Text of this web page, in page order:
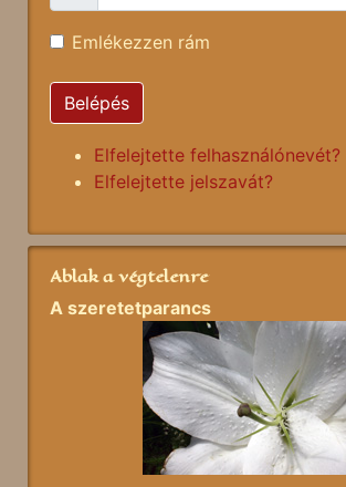
Emlékezzen rám
Belépés
Elfelejtette felhasználónevét?
Elfelejtette jelszavát?
Ablak a végtelenre
A szeretetparancs